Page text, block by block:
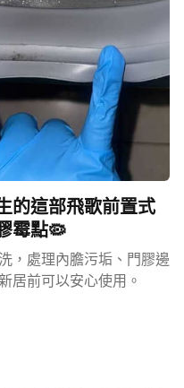
的這部飛歌前置式
霉點🦠
，處理內膽污垢、門膠邊
居前可以安心使用。